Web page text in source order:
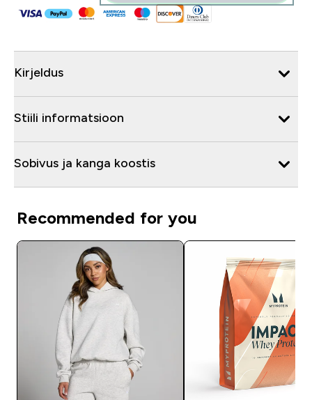
Kirjeldus
Stiili informatsioon
Sobivus ja kanga koostis
Recommended for you